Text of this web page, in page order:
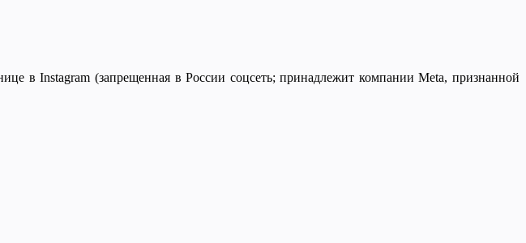
в Instagram (запрещенная в России соцсеть; принадлежит компании Meta, признанной